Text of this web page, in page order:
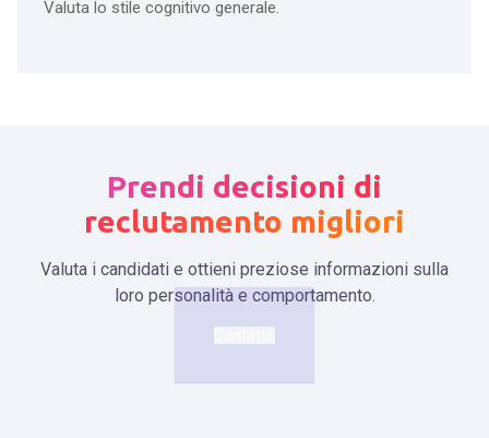
Valuta lo stile cognitivo generale.
Prendi decisioni di
reclutamento migliori
Valuta i candidati e ottieni preziose informazioni sulla
loro personalità e comportamento.